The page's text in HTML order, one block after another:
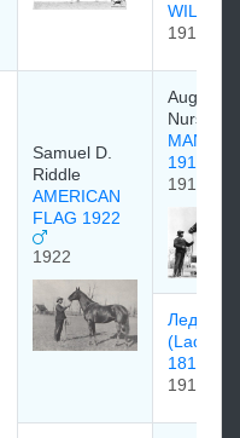
WILD
1911
Samuel D.
Riddle
AMERICAN
FLAG 1922
1922
August
Nursery
MAN O'
1917
1917
Леди
(Lady
1813
1913